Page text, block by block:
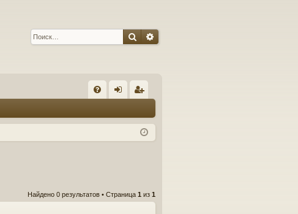
ПоискРасширенный поиск
Q д ис
Найдено 0 результатов • Страница 1 из 1